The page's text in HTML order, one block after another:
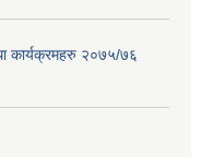
कार्यक्रमहरु २०७५/७६